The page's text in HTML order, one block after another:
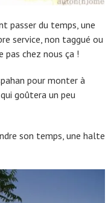
passer du temps, une
service, non taggué ou
chez nous ça !
pour monter à
goûtera un peu
son temps, une halte